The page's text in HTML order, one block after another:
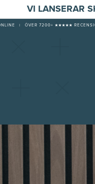
VI LANSERAR
ÖVER 7200+ ★★★★★